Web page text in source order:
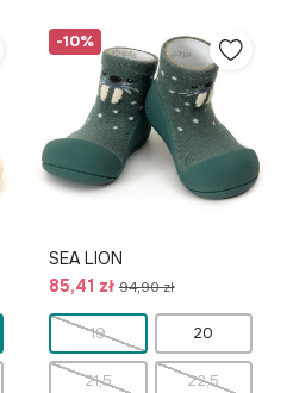
-10%
SEA LION
85,41 zł94,90 zł
19 20
21,5 22,5